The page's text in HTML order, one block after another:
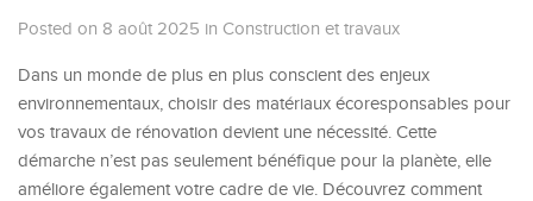
Posted on 8 août 2025 in Construction et travaux
Dans un monde de plus en plus conscient des enjeux
environnementaux, choisir des matériaux écoresponsables pour
vos travaux de rénovation devient une nécessité. Cette
démarche n’est pas seulement bénéfique pour la planète, elle
améliore également votre cadre de vie. Découvrez comment